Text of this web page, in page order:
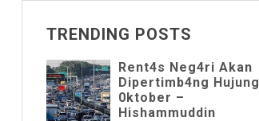
TRENDING POSTS
Rent4s Neg4ri Akan
Dipertimb4ng Hujung
0ktober –
Hishammuddin